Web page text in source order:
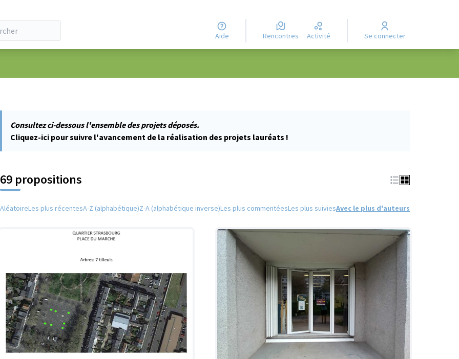
Aide Rencontres Activité Se connecter
Consultez ci-dessous l'ensemble des projets déposés.
Cliquez-ici pour suivre l'avancement de la réalisation des projets lauréats !
69 propositions
AléatoireLes plus récentesA-Z (alphabétique)Z-A (alphabétique inverse)Les plus commentéesLes plus suiviesAvec le plus d'auteurs